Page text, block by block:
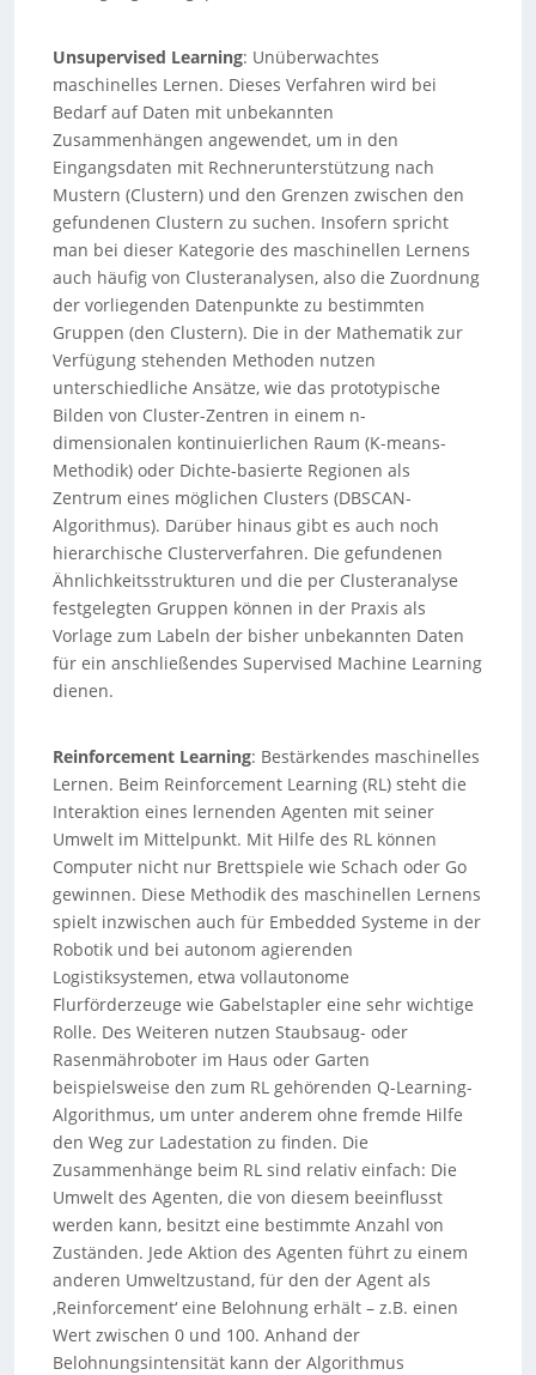
Unsupervised Learning: Unüberwachtes
maschinelles Lernen. Dieses Verfahren wird bei
Bedarf auf Daten mit unbekannten
Zusammenhängen angewendet, um in den
Eingangsdaten mit Rechnerunterstützung nach
Mustern (Clustern) und den Grenzen zwischen den
gefundenen Clustern zu suchen. Insofern spricht
man bei dieser Kategorie des maschinellen Lernens
auch häufig von Clusteranalysen, also die Zuordnung
der vorliegenden Datenpunkte zu bestimmten
Gruppen (den Clustern). Die in der Mathematik zur
Verfügung stehenden Methoden nutzen
unterschiedliche Ansätze, wie das prototypische
Bilden von Cluster-Zentren in einem n-
dimensionalen kontinuierlichen Raum (K-means-
Methodik) oder Dichte-basierte Regionen als
Zentrum eines möglichen Clusters (DBSCAN-
Algorithmus). Darüber hinaus gibt es auch noch
hierarchische Clusterverfahren. Die gefundenen
Ähnlichkeitsstrukturen und die per Clusteranalyse
festgelegten Gruppen können in der Praxis als
Vorlage zum Labeln der bisher unbekannten Daten
für ein anschließendes Supervised Machine Learning
dienen.
Reinforcement Learning: Bestärkendes maschinelles
Lernen. Beim Reinforcement Learning (RL) steht die
Interaktion eines lernenden Agenten mit seiner
Umwelt im Mittelpunkt. Mit Hilfe des RL können
Computer nicht nur Brettspiele wie Schach oder Go
gewinnen. Diese Methodik des maschinellen Lernens
spielt inzwischen auch für Embedded Systeme in der
Robotik und bei autonom agierenden
Logistiksystemen, etwa vollautonome
Flurförderzeuge wie Gabelstapler eine sehr wichtige
Rolle. Des Weiteren nutzen Staubsaug- oder
Rasenmähroboter im Haus oder Garten
beispielsweise den zum RL gehörenden Q-Learning-
Algorithmus, um unter anderem ohne fremde Hilfe
den Weg zur Ladestation zu finden. Die
Zusammenhänge beim RL sind relativ einfach: Die
Umwelt des Agenten, die von diesem beeinflusst
werden kann, besitzt eine bestimmte Anzahl von
Zuständen. Jede Aktion des Agenten führt zu einem
anderen Umweltzustand, für den der Agent als
‚Reinforcement‘ eine Belohnung erhält – z.B. einen
Wert zwischen 0 und 100. Anhand der
Belohnungsintensität kann der Algorithmus